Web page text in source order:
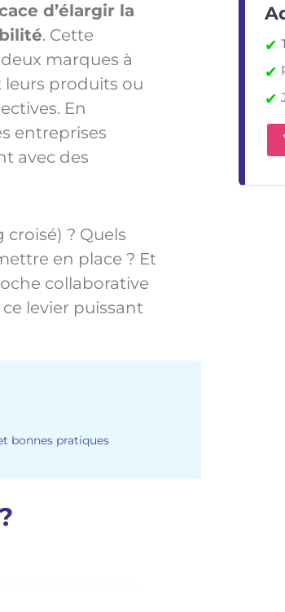
d’élargir la
. Cette
marques à
produits ou
En
entreprises
avec des
? Quels
en place ? Et
collaborative
levier puissant
bonnes pratiques
✔
✔
✔